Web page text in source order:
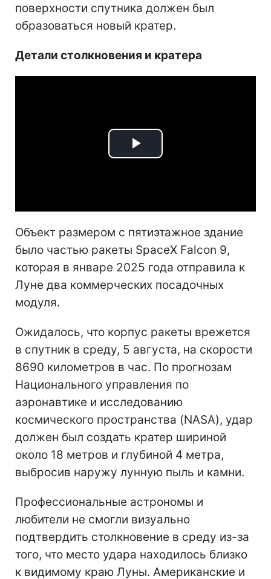
поверхности спутника должен был
образоваться новый кратер.
Детали столкновения и кратера
Play
Объект размером с пятиэтажное здание
было частью ракеты SpaceX Falcon 9,
которая в январе 2025 года отправила к
Луне два коммерческих посадочных
модуля.
Ожидалось, что корпус ракеты врежется
в спутник в среду, 5 августа, на скорости
8690 километров в час. По прогнозам
Национального управления по
аэронавтике и исследованию
космического пространства (NASA), удар
должен был создать кратер шириной
около 18 метров и глубиной 4 метра,
выбросив наружу лунную пыль и камни.
Профессиональные астрономы и
любители не смогли визуально
подтвердить столкновение в среду из-за
того, что место удара находилось близко
к видимому краю Луны. Американские и